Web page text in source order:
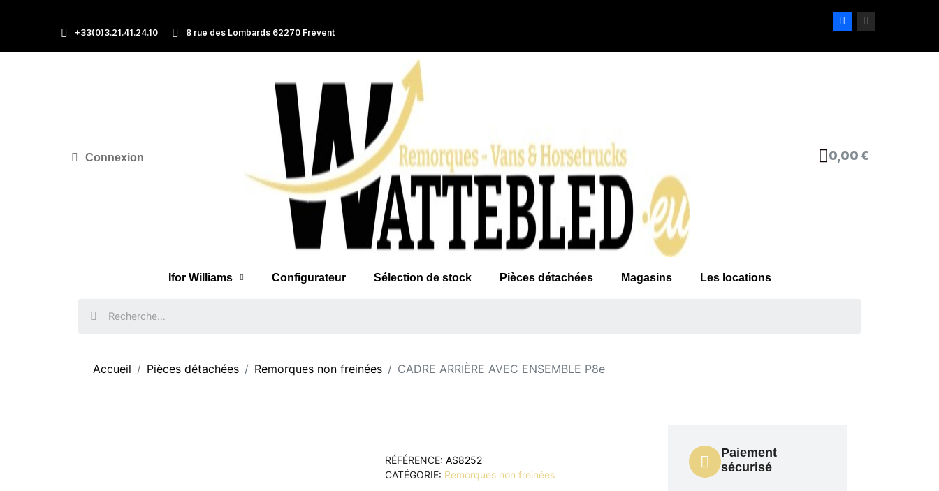
+33(0)3.21.41.24.10 8 rue des Lombards 62270 Frévent
Connexion 0,00 €
Ifor Williams Configurateur Sélection de stock Pièces détachées Magasins Les locations
Accueil Pièces détachées Remorques non freinées CADRE ARRIÈRE AVEC ENSEMBLE P8e
RÉFÉRENCE AS8252
CATÉGORIE Remorques non freinées
Paiement
sécurisé